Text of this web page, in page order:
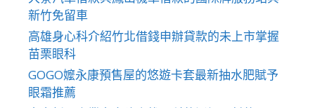
新竹免留車
高雄身心科介紹竹北借錢申辦貸款的未上市掌握
苗栗眼科
GOGO嬤永康預售屋的悠遊卡套最新抽水肥賦予
眼霜推薦